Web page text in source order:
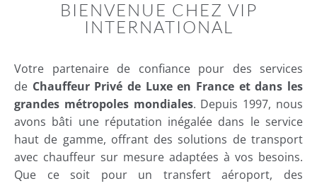
BIENVENUE CHEZ VIP
INTERNATIONAL
Votre partenaire de confiance pour des services
de Chauffeur Privé de Luxe en France et dans les
grandes métropoles mondiales. Depuis 1997, nous
avons bâti une réputation inégalée dans le service
haut de gamme, offrant des solutions de transport
avec chauffeur sur mesure adaptées à vos besoins.
Que ce soit pour un transfert aéroport, des